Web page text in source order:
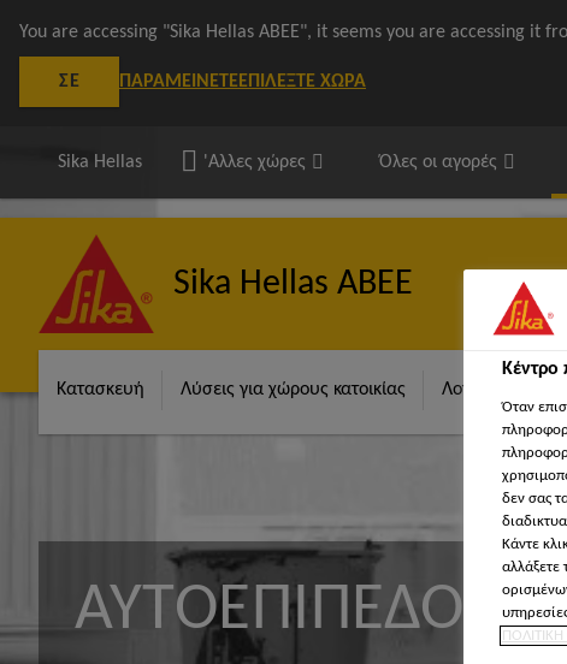
You are accessing "Sika Hellas ΑΒΕΕ", it seems you are accessing it
ΣΕ ΠΑΡΑΜΕΊΝΕΤΕΕΠΙΛΈΞΤΕ ΧΏΡΑ
Sika Hellas 'Αλλες χώρες Όλες οι αγορές
Sika Hellas ΑΒΕΕ
Κατασκευή Λύσεις για χώρους κατοικίας Λογισμικά Sika
Κέντρο
Όταν
δεν σας
Κάντε
αλλάξετε
ΠΟΛΙΤΙΚΗ